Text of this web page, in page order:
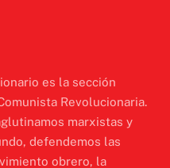
es la sección
Revolucionaria.
marxistas y
defendemos las
obrero, la